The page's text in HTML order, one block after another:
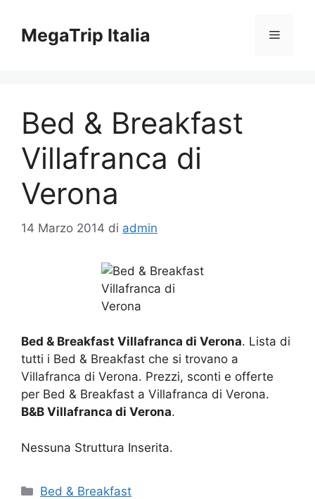
contenuto
MegaTrip Italia Menu
Bed & Breakfast
Villafranca di
Verona
14 Marzo 2014 di admin
Bed & Breakfast Villafranca di Verona. Lista di
tutti i Bed & Breakfast che si trovano a
Villafranca di Verona. Prezzi, sconti e offerte
per Bed & Breakfast a Villafranca di Verona.
B&B Villafranca di Verona.
Nessuna Struttura Inserita.
Categorie
Bed & Breakfast